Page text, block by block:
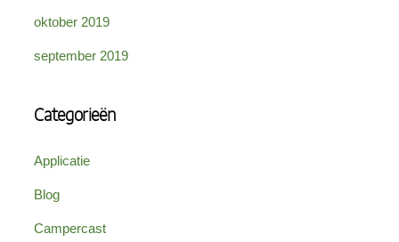
oktober 2019
september 2019
Categorieën
Applicatie
Blog
Campercast